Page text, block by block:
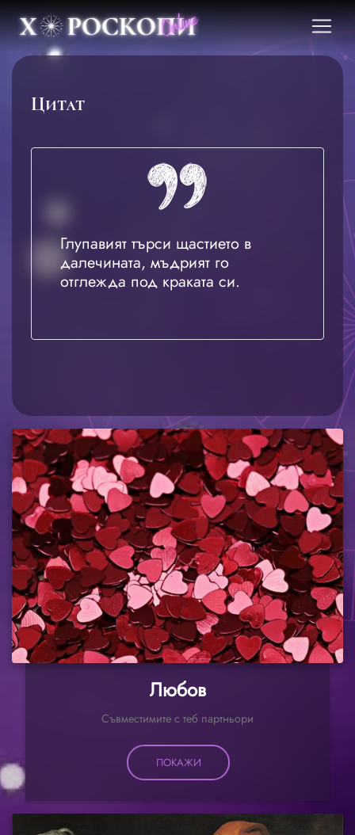
Цитат
Глупавият търси щастието в
далечината, мъдрият го
отглежда под краката си.
Любов
Съвместимите с теб партньори
ПОКАЖИ